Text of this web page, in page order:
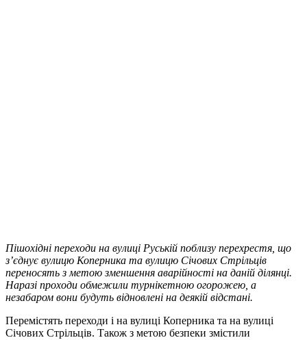
Пішохідні переходи на вулиці Руській поблизу перехрестя, що
з’єднує вулицю Коперника та вулицю Січових Стрільців
переносять з метою зменшення аварійності на даній ділянці.
Наразі проходи обмежили турнікетною огорожею, а
незабаром вони будуть відновлені на деякій відстані.
Перемістять переходи і на вулиці Коперника та на вулиці
Січових Стрільців. Також з метою безпеки змістили